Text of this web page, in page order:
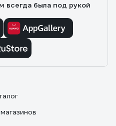
всегда была под рукой